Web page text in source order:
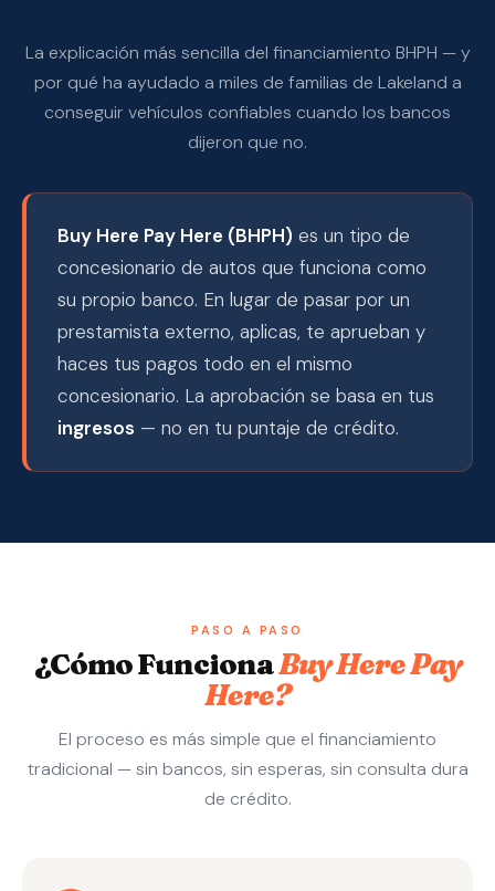
(863) 940-9675
La explicación más sencilla del financiamiento BHPH — y
por qué ha ayudado a miles de familias de Lakeland a
conseguir vehículos confiables cuando los bancos
dijeron que no.
Buy Here Pay Here (BHPH) es un tipo de
concesionario de autos que funciona como
su propio banco. En lugar de pasar por un
prestamista externo, aplicas, te aprueban y
haces tus pagos todo en el mismo
concesionario. La aprobación se basa en tus
ingresos — no en tu puntaje de crédito.
PASO A PASO
¿Cómo FuncionaBuy Here Pay
Here?
El proceso es más simple que el financiamiento
tradicional — sin bancos, sin esperas, sin consulta dura
de crédito.